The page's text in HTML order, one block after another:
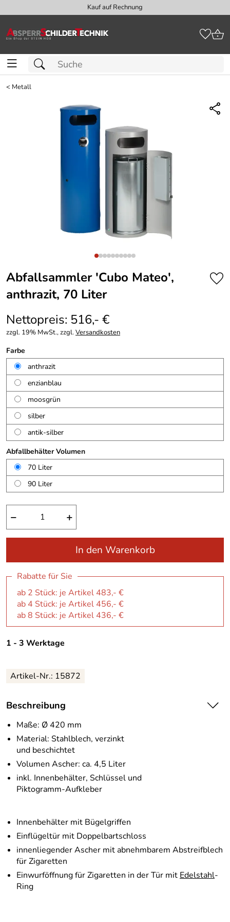
Kauf auf Rechnung
< Metall
Abfallsammler 'Cubo Mateo',
anthrazit, 70 Liter
Nettopreis: 516,- €
zzgl. 19% MwSt., zzgl.Versandkosten
Farbe
anthrazit
enzianblau
moosgrün
silber
antik-silber
Abfallbehälter Volumen
70 Liter
90 Liter
− +
In den Warenkorb
Rabatte für Sie
ab 2 Stück: je Artikel 483,- €
ab 4 Stück: je Artikel 456,- €
ab 8 Stück: je Artikel 436,- €
1 - 3 Werktage
Artikel-Nr.: 15872
Beschreibung
Maße: Ø 420 mm
Material: Stahlblech, verzinkt
und beschichtet
Volumen Ascher: ca. 4,5 Liter
inkl. Innenbehälter, Schlüssel und
Piktogramm-Aufkleber
Innenbehälter mit Bügelgriffen
Einflügeltür mit Doppelbartschloss
innenliegender Ascher mit abnehmbarem Abstreifblech
für Zigaretten
Einwurföffnung für Zigaretten in der Tür mit Edelstahl-
Ring